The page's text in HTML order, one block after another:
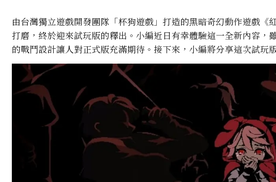
由台灣獨立遊戲開發團隊「杯狗遊戲」打造的黑暗奇幻動作遊戲
打磨，終於迎來試玩版的釋出。小編近日有幸體驗這一全新內容
的戰鬥設計讓人對正式版充滿期待。接下來，小編將分享這次試玩